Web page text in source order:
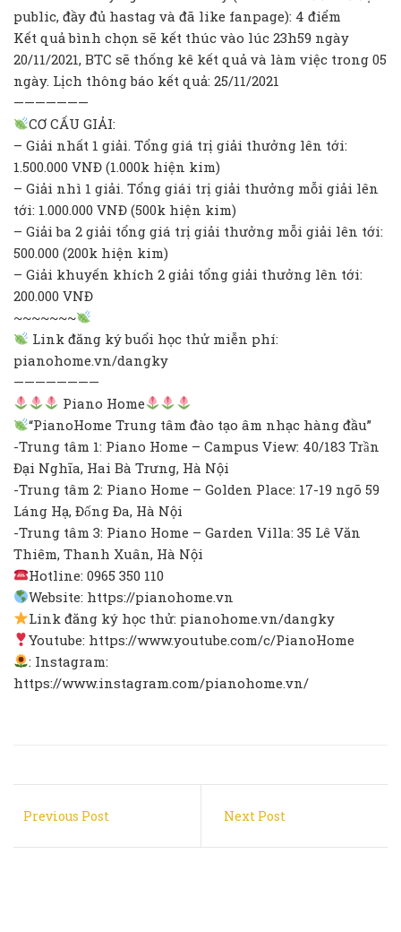
public, đầy đủ hastag và đã like fanpage): 4 điểm
Kết quả bình chọn sẽ kết thúc vào lúc 23h59 ngày
20/11/2021, BTC sẽ thống kê kết quả và làm việc trong 05
ngày. Lịch thông báo kết quả: 25/11/2021
———————
CƠ CẤU GIẢI:
– Giải nhất 1 giải. Tổng giá trị giải thưởng lên tới:
1.500.000 VNĐ (1.000k hiện kim)
– Giải nhì 1 giải. Tổng giái trị giải thưởng mỗi giải lên
tới: 1.000.000 VNĐ (500k hiện kim)
– Giải ba 2 giải tổng giá trị giải thưởng mỗi giải lên tới:
500.000 (200k hiện kim)
– Giải khuyến khích 2 giải tổng giải thưởng lên tới:
200.000 VNĐ
~~~~~~~
Link đăng ký buổi học thử miễn phí:
pianohome.vn/dangky
————————
Piano Home
“PianoHome Trung tâm đào tạo âm nhạc hàng đầu”
-Trung tâm 1: Piano Home – Campus View: 40/183 Trần
Đại Nghĩa, Hai Bà Trưng, Hà Nội
-Trung tâm 2: Piano Home – Golden Place: 17-19 ngõ 59
Láng Hạ, Đống Đa, Hà Nội
-Trung tâm 3: Piano Home – Garden Villa: 35 Lê Văn
Thiêm, Thanh Xuân, Hà Nội
Hotline: 0965 350 110
Website: https://pianohome.vn
Link đăng ký học thử: pianohome.vn/dangky
Youtube: https://www.youtube.com/c/PianoHome
: Instagram:
https://www.instagram.com/pianohome.vn/
Previous Post Next Post